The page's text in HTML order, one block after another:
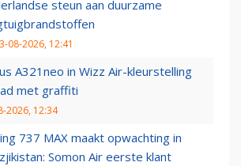
steun aan duurzame
08-2026, 12:41
A321neo in Wizz Air-kleurstelling
met graffiti
2026, 12:34
737 MAX maakt opwachting in
Somon Air eerste klant